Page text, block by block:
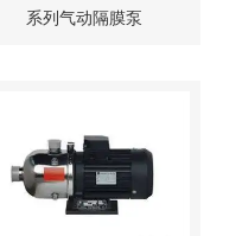
系列气动隔膜泵